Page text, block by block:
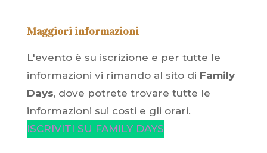
Maggiori informazioni
L'evento è su iscrizione e per tutte le
informazioni vi rimando al sito di Family
Days, dove potrete trovare tutte le
informazioni sui costi e gli orari.
ISCRIVITI SU FAMILY DAYS